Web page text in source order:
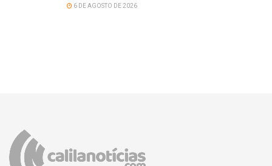
6 DE AGOSTO DE 2026